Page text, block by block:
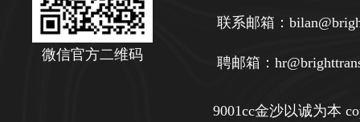
微信官方二维码
联系邮箱：
聘邮箱：
9001cc金沙以诚为本